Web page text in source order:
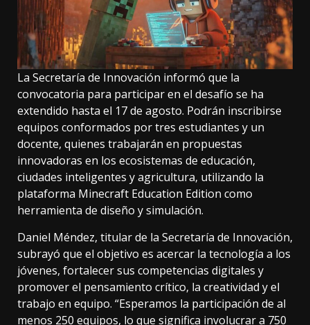
La Secretaría de Innovación informó que la
convocatoria para participar en el desafío se ha
extendido hasta el 17 de agosto. Podrán inscribirse
equipos conformados por tres estudiantes y un
docente, quienes trabajarán en propuestas
innovadoras en los ecosistemas de educación,
ciudades inteligentes y agricultura, utilizando la
plataforma Minecraft Education Edition como
herramienta de diseño y simulación.
Daniel Méndez, titular de la Secretaría de Innovación,
subrayó que el objetivo es acercar la tecnología a los
jóvenes, fortalecer sus competencias digitales y
promover el pensamiento crítico, la creatividad y el
trabajo en equipo. “Esperamos la participación de al
menos 250 equipos, lo que significa involucrar a 750